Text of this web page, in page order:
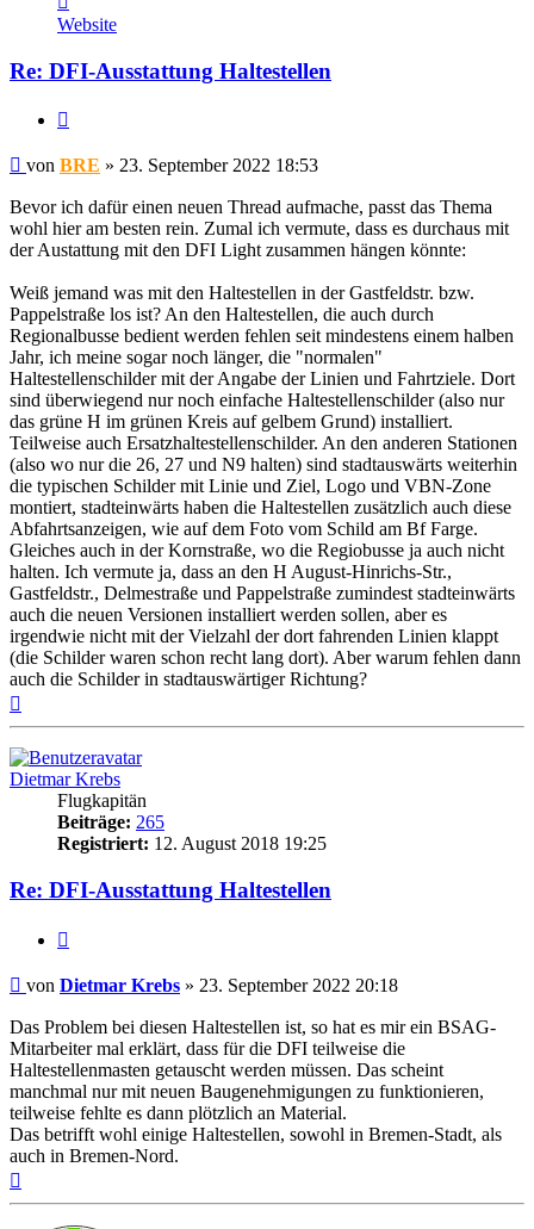
von
BRE
Website
Re: DFI-Ausstattung Haltestellen
Ungelesener
von BRE » 23. September 2022 18:53
Bevor ich dafür einen neuen Thread aufmache, passt das Thema
wohl hier am besten rein. Zumal ich vermute, dass es durchaus mit
der Austattung mit den DFI Light zusammen hängen könnte:
Weiß jemand was mit den Haltestellen in der Gastfeldstr. bzw.
Pappelstraße los ist? An den Haltestellen, die auch durch
Regionalbusse bedient werden fehlen seit mindestens einem halben
Jahr, ich meine sogar noch länger, die "normalen"
Haltestellenschilder mit der Angabe der Linien und Fahrtziele. Dort
sind überwiegend nur noch einfache Haltestellenschilder (also nur
das grüne H im grünen Kreis auf gelbem Grund) installiert.
Teilweise auch Ersatzhaltestellenschilder. An den anderen Stationen
(also wo nur die 26, 27 und N9 halten) sind stadtauswärts weiterhin
die typischen Schilder mit Linie und Ziel, Logo und VBN-Zone
montiert, stadteinwärts haben die Haltestellen zusätzlich auch diese
Abfahrtsanzeigen, wie auf dem Foto vom Schild am Bf Farge.
Gleiches auch in der Kornstraße, wo die Regiobusse ja auch nicht
halten. Ich vermute ja, dass an den H August-Hinrichs-Str.,
Gastfeldstr., Delmestraße und Pappelstraße zumindest stadteinwärts
auch die neuen Versionen installiert werden sollen, aber es
irgendwie nicht mit der Vielzahl der dort fahrenden Linien klappt
(die Schilder waren schon recht lang dort). Aber warum fehlen dann
auch die Schilder in stadtauswärtiger Richtung?
Dietmar Krebs
Flugkapitän
Beiträge: 265
Registriert: 12. August 2018 19:25
Re: DFI-Ausstattung Haltestellen
Ungelesener
von Dietmar Krebs » 23. September 2022 20:18
Das Problem bei diesen Haltestellen ist, so hat es mir ein BSAG-
Mitarbeiter mal erklärt, dass für die DFI teilweise die
Haltestellenmasten getauscht werden müssen. Das scheint
manchmal nur mit neuen Baugenehmigungen zu funktionieren,
teilweise fehlte es dann plötzlich an Material.
Das betrifft wohl einige Haltestellen, sowohl in Bremen-Stadt, als
auch in Bremen-Nord.